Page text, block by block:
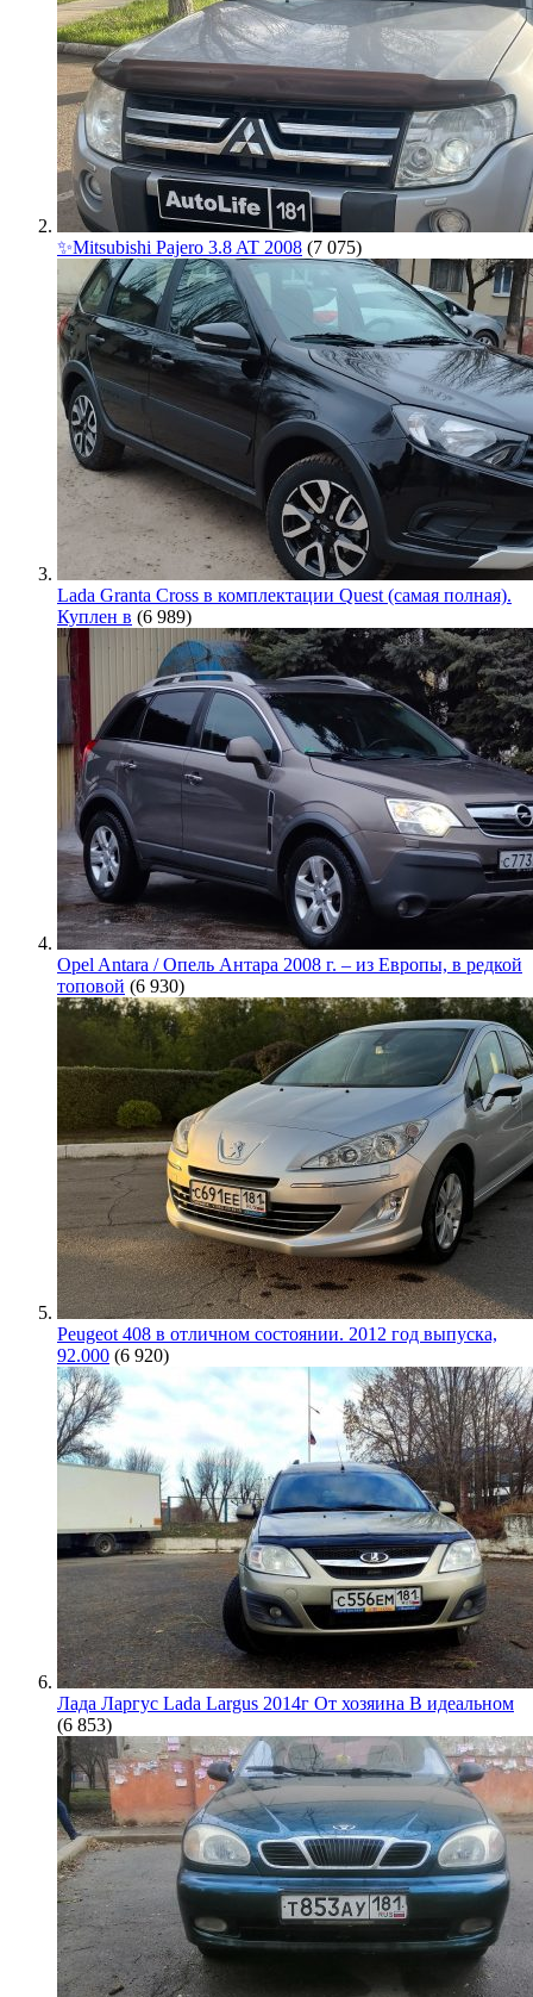
✨Mitsubishi Pajero 3.8 AT 2008 (7 075)
Lada Granta Cross в комплектации Quest (самая полная).
Куплен в (6 989)
Opel Antara / Опель Антара 2008 г. – из Европы, в редкой
топовой (6 930)
Peugeot 408 в отличном состоянии. 2012 год выпуска,
92.000 (6 920)
Лада Ларгус Lada Largus 2014г От хозяина В идеальном
(6 853)